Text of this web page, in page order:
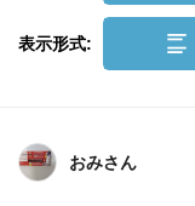
表示形式:
おみさん